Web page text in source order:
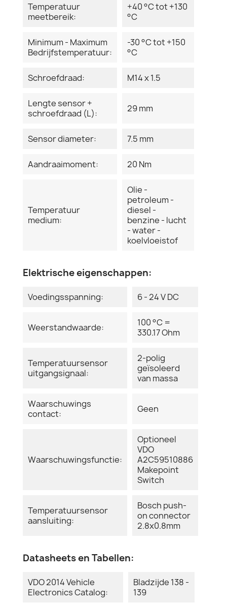
Temperatuur
meetbereik:
+40 °C tot +130
°C
Minimum - Maximum
Bedrijfstemperatuur:
-30 °C tot +150
°C
Schroefdraad: M14 x 1.5
Lengte sensor +
schroefdraad (L):
29 mm
Sensor diameter: 7.5 mm
Aandraaimoment: 20 Nm
Temperatuur
medium:
Olie -
petroleum -
diesel -
benzine - lucht
- water -
koelvloeistof
Elektrische eigenschappen:
Voedingsspanning: 6 - 24 V DC
Weerstandwaarde:
100 °C =
330.17 Ohm
Temperatuursensor
uitgangsignaal:
2-polig
geïsoleerd
van massa
Waarschuwings
contact:
Geen
Waarschuwingsfunctie:
Optioneel
VDO
A2C59510886
Makepoint
Switch
Temperatuursensor
aansluiting:
Bosch push-
on connector
2.8x0.8mm
Datasheets en Tabellen:
VDO 2014 Vehicle
Electronics Catalog:
Bladzijde 138 -
139